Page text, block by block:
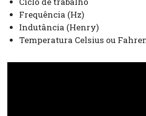
Frequência (Hz)
Indutância (Henry)
Temperatura Celsius ou